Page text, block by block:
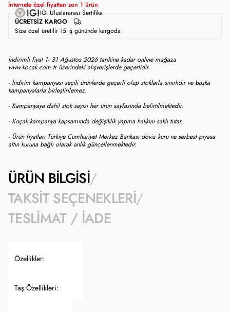
İnternete özel fiyattan son 1 ürün
ÜCRETSIZ KARGO
IGI Uluslararası Sertifika
Size özel üretilir 15 iş gününde kargoda
İndirimli fiyat 1- 31 Ağustos 2026 tarihine kadar online mağaza
www.kocak.com.tr üzerindeki alışverişlerde geçerlidir.
- İndirim kampanyası seçili ürünlerde geçerli olup stoklarla sınırlıdır ve başka
kampanyalarla birleştirilemez.
- Kampanyaya dahil stok sayısı her ürün sayfasında belirtilmektedir.
- Koçak kampanya kapsamında değişiklik yapma hakkını saklı tutar.
- Ürün fiyatları Türkiye Cumhuriyet Merkez Bankası döviz kuru ve serbest piyasa
altın kuruna bağlı olarak anlık güncellenmektedir.
ÜRÜN BILGISI
TAKSIT SEÇENEKLERI
TESLIMAT / İADE
Özellikler:
Taş Özellikleri: